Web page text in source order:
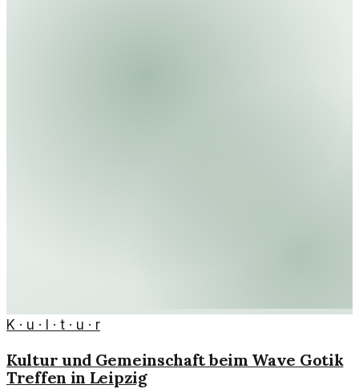
K · u · l · t · u · r
Kultur und Gemeinschaft beim Wave Gotik
Treffen in Leipzig